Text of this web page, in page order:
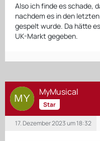
Also ich finde es schade,
nachdem es in den
gespelt wurde. Da hätte
UK-Markt gegeben.
MyMusical
Star
17. Dezember 2023 um 18:32